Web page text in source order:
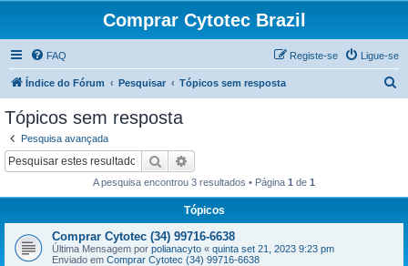
Comprar Cytotec Brazil
FAQ Ligue-se
Registe-se
Índice do Fórum Pesquisar Tópicos sem resposta
Tópicos sem resposta
Pesquisa avançada
Pesquisar
A pesquisa encontrou 3 resultados • Página 1 de 1
Tópicos
Comprar Cytotec (34) 99716-6638
Última Mensagem por polianacyto « quinta set 21, 2023 9:23 pm
Enviado em Comprar Cytotec (34) 99716-6638